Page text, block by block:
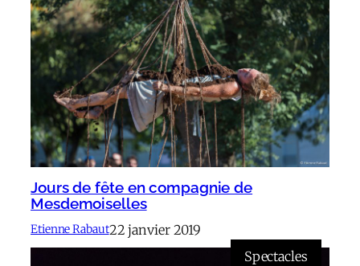
Jours de fête en compagnie de
Mesdemoiselles
Etienne Rabaut22 janvier 2019
Spectacles